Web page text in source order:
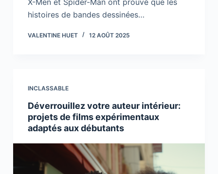
histoires de bandes dessinées…
VALENTINE HUET 12 AOÛT 2025
INCLASSABLE
Déverrouillez votre auteur intérieur:
projets de films expérimentaux
adaptés aux débutants